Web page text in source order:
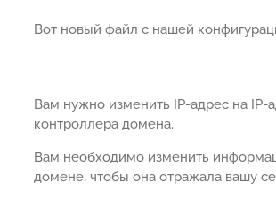
Вот новый файл с нашей
Вам нужно изменить IP-адрес на IP-
контроллера домена.
Вам необходимо изменить
домене, чтобы она отражала вашу